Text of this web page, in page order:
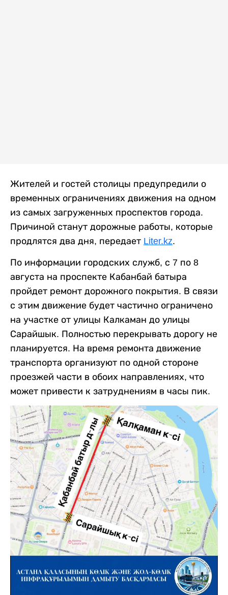
Жителей и гостей столицы предупредили о
временных ограничениях движения на одном
из самых загруженных проспектов города.
Причиной станут дорожные работы, которые
продлятся два дня, передает Liter.kz.
По информации городских служб, с 7 по 8
августа на проспекте Кабанбай батыра
пройдет ремонт дорожного покрытия. В связи
с этим движение будет частично ограничено
на участке от улицы Калкаман до улицы
Сарайшык. Полностью перекрывать дорогу не
планируется. На время ремонта движение
транспорта организуют по одной стороне
проезжей части в обоих направлениях, что
может привести к затруднениям в часы пик.